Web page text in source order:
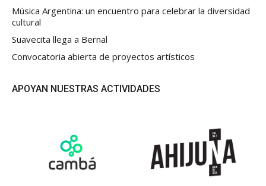
Música Argentina: un encuentro para celebrar la diversidad
cultural
Suavecita llega a Bernal
Convocatoria abierta de proyectos artísticos
APOYAN NUESTRAS ACTIVIDADES